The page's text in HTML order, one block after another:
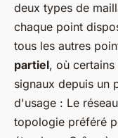
deux types de
chaque point
tous les autres
partiel, où
signaux depuis un
d'usage : Le
topologie préféré